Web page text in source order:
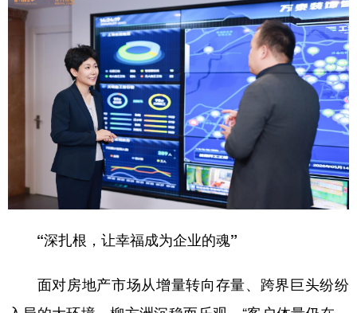
“深扎根，让幸福成为企业的魂”
面对房地产市场从增量转向存量、跨界巨头纷纷